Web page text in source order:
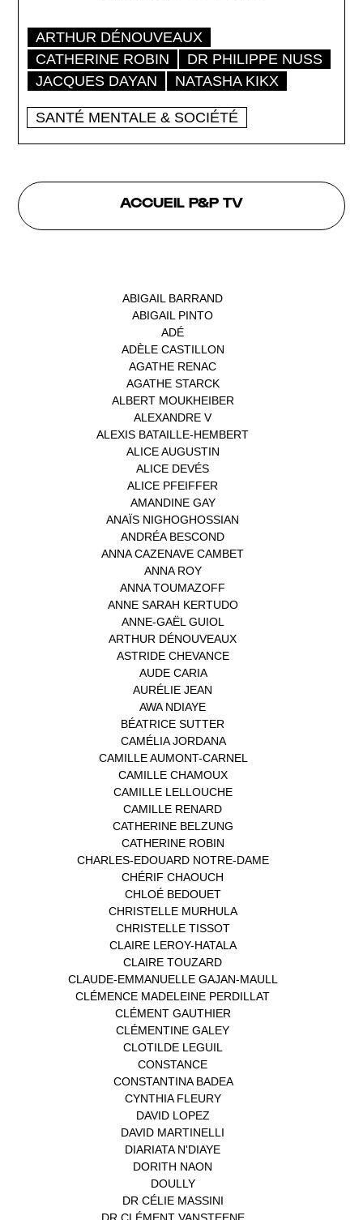
ARTHUR DÉNOUVEAUX
CATHERINE ROBIN
DR PHILIPPE NUSS
JACQUES DAYAN
NATASHA KIKX
SANTÉ MENTALE & SOCIÉTÉ
ACCUEIL P&P TV
ABIGAIL BARRAND
ABIGAIL PINTO
ADÉ
ADÈLE CASTILLON
AGATHE RENAC
AGATHE STARCK(1)
ALBERT MOUKHEIBER
ALEXANDRE V(1)
ALEXIS BATAILLE-HEMBERT
ALICE AUGUSTIN
ALICE DEVÉS
ALICE PFEIFFER
AMANDINE GAY(1)
ANAÏS NIGHOGHOSSIAN
ANDRÉA BESCOND
ANNA CAZENAVE CAMBET
ANNA ROY(1)
ANNA TOUMAZOFF
ANNE SARAH KERTUDO(1)
ANNE-GAËL GUIOL
ARTHUR DÉNOUVEAUX
ASTRIDE CHEVANCE(3)
AUDE CARIA(1)
AURÉLIE JEAN
AWA NDIAYE
BÉATRICE SUTTER
CAMÉLIA JORDANA(1)
CAMILLE AUMONT-CARNEL
CAMILLE CHAMOUX(1)
CAMILLE LELLOUCHE(1)
CAMILLE RENARD
CATHERINE BELZUNG
CATHERINE ROBIN
CHARLES-EDOUARD NOTRE-DAME(1)
CHÉRIF CHAOUCH
CHLOÉ BEDOUET(1)
CHRISTELLE MURHULA(1)
CHRISTELLE TISSOT(2)
CLAIRE LEROY-HATALA(1)
CLAIRE TOUZARD
CLAUDE-EMMANUELLE GAJAN-MAULL
CLÉMENCE MADELEINE PERDILLAT
CLÉMENT GAUTHIER
CLÉMENTINE GALEY
CLOTILDE LEGUIL
CONSTANCE
CONSTANTINA BADEA(1)
CYNTHIA FLEURY(2)
DAVID LOPEZ
DAVID MARTINELLI
DIARIATA N'DIAYE
DORITH NAON
DOULLY(1)
DR CÉLIE MASSINI